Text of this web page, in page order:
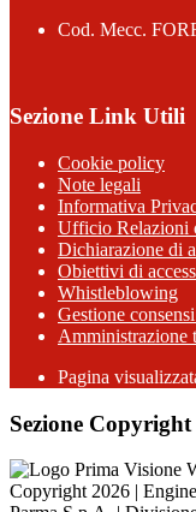
Cod. Mecc.
Sezione Link Utili
Cookie policy
Note legali
Informativa
Ufficio Relazioni
Dichiarazione di
Obiettivi di
Whistleblowing
Gestione
Amministrazione
Pagina
Sezione Copyright
Copyright 2026 |